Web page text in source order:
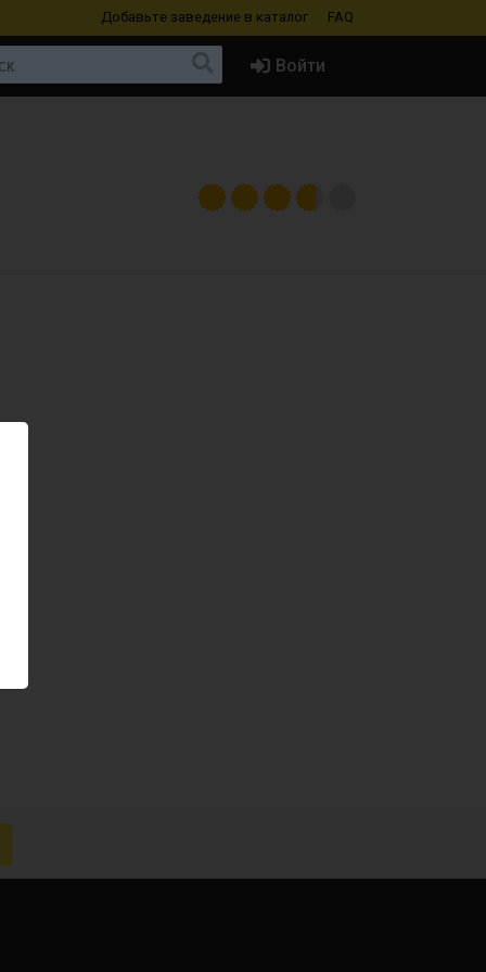
Добавьте заведение в каталог FAQ
Войти